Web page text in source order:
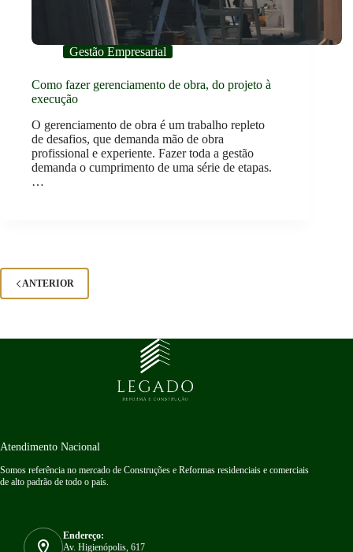
Gestão Empresarial
Como fazer gerenciamento de obra, do projeto à
execução
O gerenciamento de obra é um trabalho repleto
de desafios, que demanda mão de obra
profissional e experiente. Fazer toda a gestão
demanda o cumprimento de uma série de etapas.
…
ANTERIOR
Atendimento Nacional
Somos referência no mercado de Construções e Reformas residenciais e comerciais
de alto padrão de todo o país.
Endereço:
Av. Higienópolis, 617